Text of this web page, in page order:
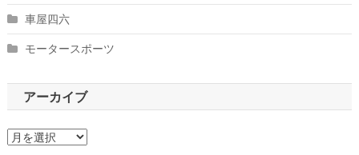
車屋四六
モータースポーツ
アーカイブ
ア